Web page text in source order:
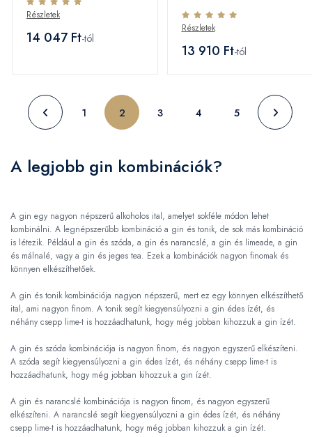
Részletek
14 047 Ft-tól
Exclusive) 38% 0,7L
Részletek
13 910 Ft-tól
1 2 3 4 5
A legjobb gin kombinációk?
A gin egy nagyon népszerű alkoholos ital, amelyet sokféle módon lehet
kombinálni. A legnépszerűbb kombináció a gin és tonik, de sok más kombináció
is létezik. Például a gin és szóda, a gin és narancslé, a gin és limeade, a gin
és málnalé, vagy a gin és jeges tea. Ezek a kombinációk nagyon finomak és
könnyen elkészíthetőek.
A gin és tonik kombinációja nagyon népszerű, mert ez egy könnyen elkészíthető
ital, ami nagyon finom. A tonik segít kiegyensúlyozni a gin édes ízét, és
néhány csepp lime-t is hozzáadhatunk, hogy még jobban kihozzuk a gin ízét.
A gin és szóda kombinációja is nagyon finom, és nagyon egyszerű elkészíteni.
A szóda segít kiegyensúlyozni a gin édes ízét, és néhány csepp lime-t is
hozzáadhatunk, hogy még jobban kihozzuk a gin ízét.
A gin és narancslé kombinációja is nagyon finom, és nagyon egyszerű
elkészíteni. A narancslé segít kiegyensúlyozni a gin édes ízét, és néhány
csepp lime-t is hozzáadhatunk, hogy még jobban kihozzuk a gin ízét.